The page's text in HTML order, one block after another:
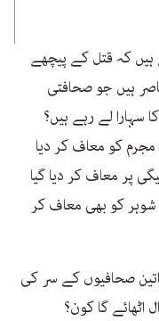
ہیں کہ قتل کے پیچھے
ہیں جو صحافتی
سہارا لے رہے ہیں؟
کو معاف کر دیا
پر معاف کر دیا گیا
کو بھی معاف کر
صحافیوں کے سر کی
اٹھائے گا کون؟